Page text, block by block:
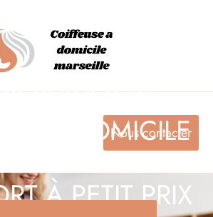
Nous contacter
DE
À DOMICILE
PROFITER DU
À PETIT PRIX